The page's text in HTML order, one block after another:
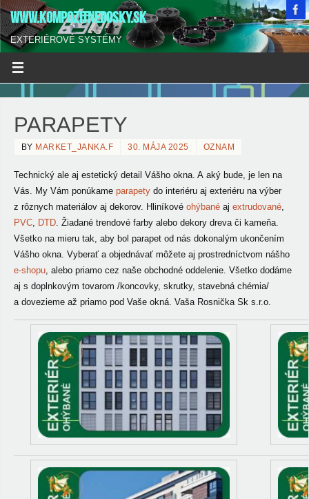
WWW.KOMPOZITNEDOSKY.SK
EXTERIÉROVÉ SYSTÉMY
PARAPETY
BY MARKET_JANKA.F 30. MÁJA 2025 OZNAM
Technický ale aj estetický detail Vášho okna. A aký bude, je len na
Vás. My Vám ponúkame parapetydo interiéru aj exteriéru na výber
z rôznych materiálov aj dekorov. Hliníkové ohýbanéaj extrudované,
PVC, DTD. Žiadané trendové farby alebo dekory dreva či kameňa.
Všetko na mieru tak, aby bol parapet od nás dokonalým ukončením
Vášho okna. Vyberať a objednávať môžete aj prostredníctvom nášho
e-shopu, alebo priamo cez naše obchodné oddelenie. Všetko dodáme
aj s doplnkovým tovarom /koncovky, skrutky, stavebná chémia/
a dovezieme až priamo pod Vaše okná. Vaša Rosnička Sk s.r.o.